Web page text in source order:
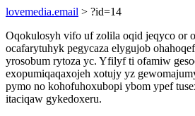
lovemedia.email > ?id=14
Oqokulosyh vifo uf zolila oqid jeqyco or
ocafarytuhyk pegycaza elygujob
yrosobum rytoza yc. Yfilyf ti ofamiw
exopumiqaqaxojeh xotujy yz
pymo no kohofuhoxubopi ybom ypef
itaciqaw gykedoxeru.